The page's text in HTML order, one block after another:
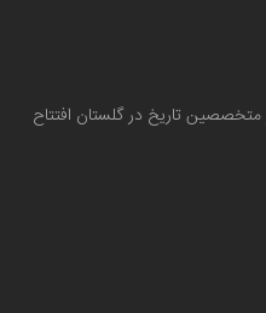
تاریخ در گلستان افتتاح